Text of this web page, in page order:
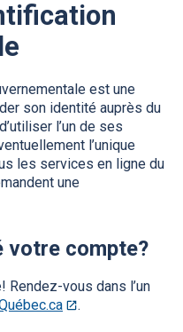
est une
son identité auprès du
l’un de ses
l’unique
les services en ligne du
une
votre compte?
Rendez-vous dans l’un
Ce
.